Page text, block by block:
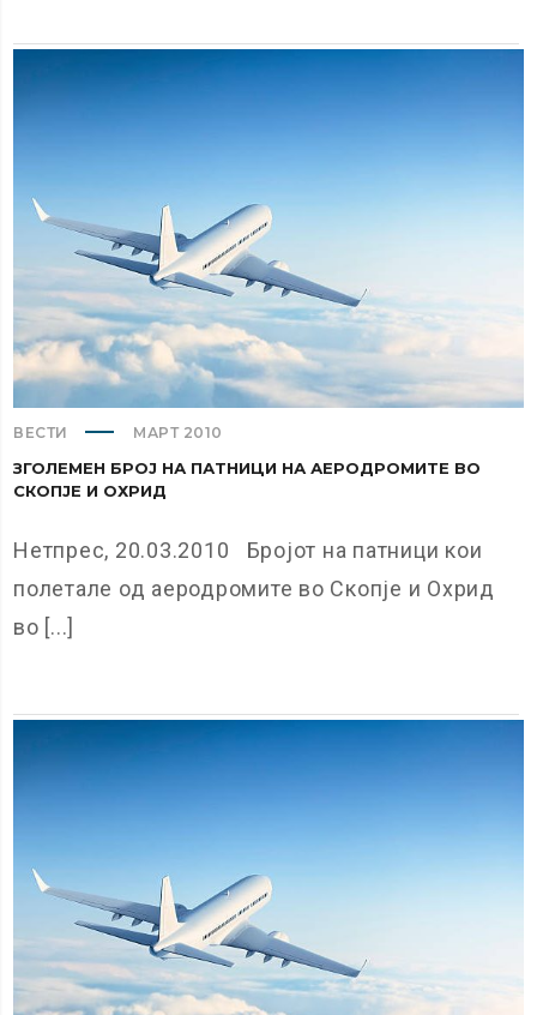
ВЕСТИ МАРТ 2010
ЗГОЛЕМЕН БРОЈ НА ПАТНИЦИ НА АЕРОДРОМИТЕ ВО
СКОПЈЕ И ОХРИД
Нетпрес, 20.03.2010 Бројот на патници кои
полетале од аеродромите во Скопје и Охрид
во [...]